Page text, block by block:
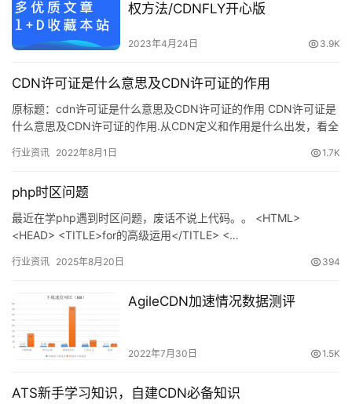
权方法/CDNFLY开心版
2023年4月24日 3.9K
CDN许可证是什么意思及CDN许可证的作用
原标题：cdn许可证是什么意思及CDN许可证的作用 CDN许可证是
什么意思及CDN许可证的作用.从CDN定义和作用是什么出发，看全
行业资讯 2022年8月1日 1.7K
php时区问题
最近在学php遇到时区问题，废话不说上代码。。 <HTML>
<HEAD> <TITLE>for的高级运用</TITLE> <…
行业资讯 2025年8月20日 394
AgileCDN加速情况数据测评
2022年7月30日 1.5K
ATS新手学习知识，自建CDN必备知识